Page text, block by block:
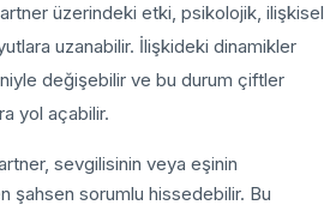
üzerindeki etki, psikolojik, ilişkisel
uzanabilir. İlişkideki dinamikler
değişebilir ve bu durum çiftler
yol açabilir.
sevgilisinin veya eşinin
şahsen sorumlu hissedebilir. Bu